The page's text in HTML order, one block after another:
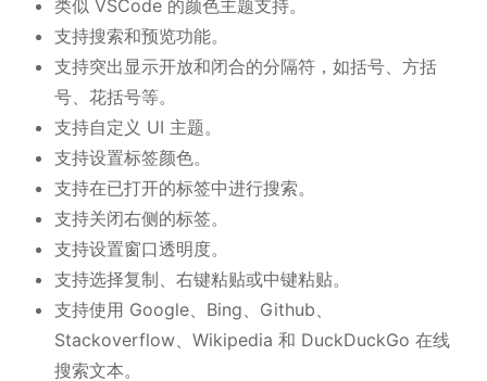
类似 VSCode 的颜色主题支持。
支持搜索和预览功能。
支持突出显示开放和闭合的分隔符，如括号、方括
号、花括号等。
支持自定义 UI 主题。
支持设置标签颜色。
支持在已打开的标签中进行搜索。
支持关闭右侧的标签。
支持设置窗口透明度。
支持选择复制、右键粘贴或中键粘贴。
支持使用 Google、Bing、Github、
Stackoverflow、Wikipedia 和 DuckDuckGo 在线
搜索文本。